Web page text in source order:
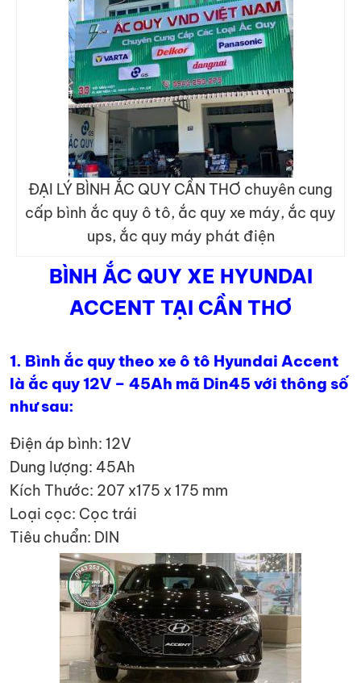
ĐẠI LÝ BÌNH ẮC QUY CẦN THƠ chuyên cung
cấp bình ắc quy ô tô, ắc quy xe máy, ắc quy
ups, ắc quy máy phát điện
BÌNH ẮC QUY XE HYUNDAI
ACCENT TẠI CẦN THƠ
1. Bình ắc quy theo xe ô tô Hyundai Accent
là ắc quy 12V – 45Ah mã Din45 với thông số
như sau:
Điện áp bình: 12V
Dung lượng: 45Ah
Kích Thước: 207 x175 x 175 mm
Loại cọc: Cọc trái
Tiêu chuẩn: DIN